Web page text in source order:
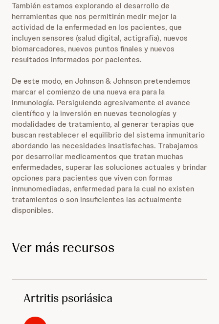
También estamos explorando el desarrollo de
herramientas que nos permitirán medir mejor la
actividad de la enfermedad en los pacientes, que
incluyen sensores (salud digital, actigrafía), nuevos
biomarcadores, nuevos puntos finales y nuevos
resultados informados por pacientes.
De este modo, en Johnson & Johnson pretendemos
marcar el comienzo de una nueva era para la
inmunología. Persiguiendo agresivamente el avance
científico y la inversión en nuevas tecnologías y
modalidades de tratamiento, al generar terapias que
buscan restablecer el equilibrio del sistema inmunitario
abordando las necesidades insatisfechas. Trabajamos
por desarrollar medicamentos que tratan muchas
enfermedades, superar las soluciones actuales y brindar
opciones para pacientes que viven con formas
inmunomediadas, enfermedad para la cual no existen
tratamientos o son insuficientes las actualmente
disponibles.
Ver más recursos
Artritis psoriásica